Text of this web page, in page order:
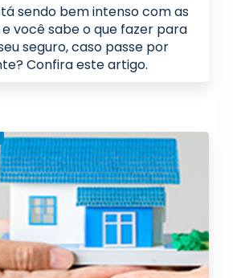
sendo bem intenso com as
e você sabe o que fazer para
seguro, caso passe por
Confira este artigo.